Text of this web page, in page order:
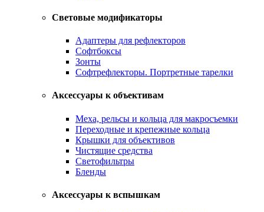
Световые модификаторы
Адаптеры для рефлекторов
Софтбоксы
Зонты
Софтрефлекторы. Портретные тарелки
Аксессуары к объективам
Меха, рельсы и кольца для макросъемки
Переходные и крепежные кольца
Крышки для объективов
Чистящие средства
Светофильтры
Бленды
Аксессуары к вспышкам